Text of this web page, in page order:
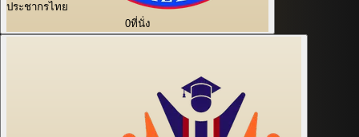
ประชากรไทย
0ที่นั่ง